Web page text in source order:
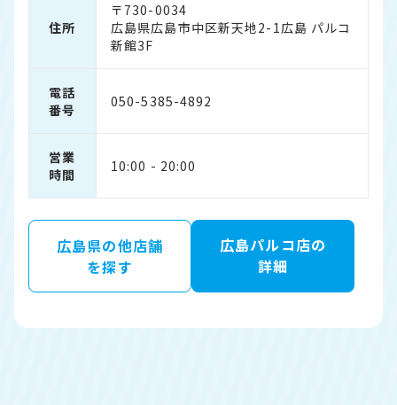
住所
〒730-0034
広島県広島市中区新天地2-1広島 パルコ
新館3F
電話
番号
050-5385-4892
営業
時間
10:00 - 20:00
広島県の他店舗
を探す
広島パルコ店の
詳細